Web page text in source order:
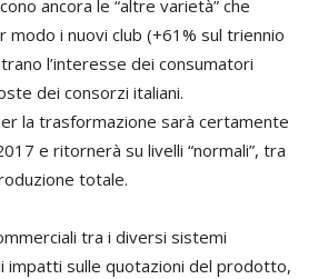
ancora le “altre varietà” che
modo i nuovi club (+61% sul triennio
l’interesse dei consumatori
dei consorzi italiani.
la trasformazione sarà certamente
e ritornerà su livelli “normali”, tra
totale.
tra i diversi sistemi
impatti sulle quotazioni del prodotto,